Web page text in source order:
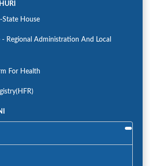
State House
- Regional Administration And Local
For Health